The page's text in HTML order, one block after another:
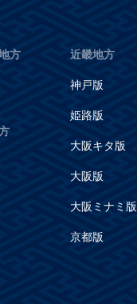
方 近畿地方
神戸版
姫路版
大阪キタ版
大阪版
大阪ミナミ版
京都版